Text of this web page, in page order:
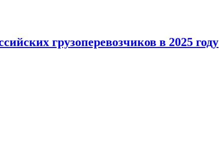
грузоперевозчиков в 2025 году